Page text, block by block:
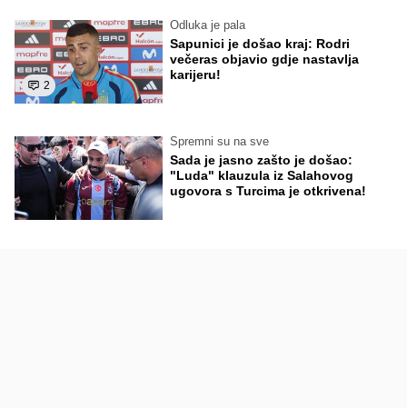
2
Odluka je pala
Sapunici je došao kraj: Rodri
večeras objavio gdje nastavlja
karijeru!
Spremni su na sve
Sada je jasno zašto je došao:
"Luda" klauzula iz Salahovog
ugovora s Turcima je otkrivena!